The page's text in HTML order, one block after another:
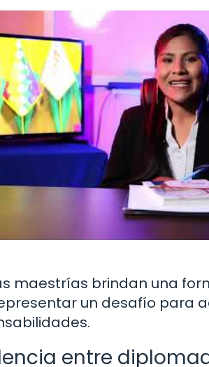
maestrías brindan una
un desafío para
entre